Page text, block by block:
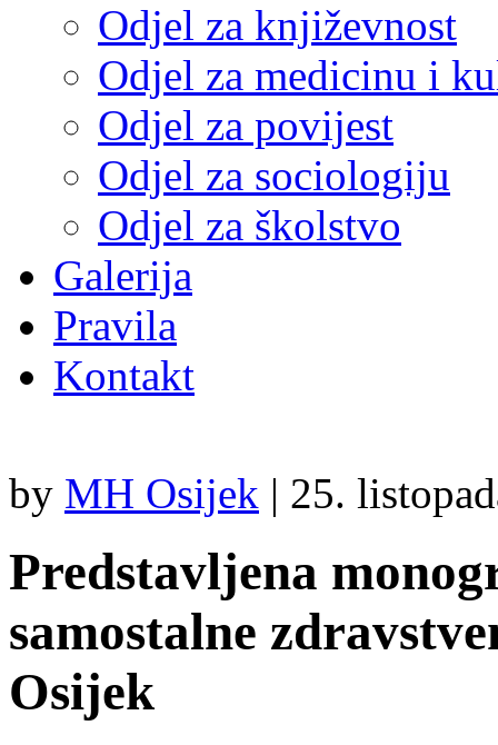
Odjel za književnost
Odjel za medicinu i
Odjel za povijest
Odjel za sociologiju
Odjel za školstvo
Galerija
Pravila
Kontakt
by MH Osijek | 25.
Predstavljena
samostalne
Osijek